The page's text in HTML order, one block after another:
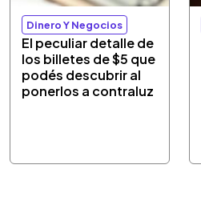
Dinero Y Negocios
El peculiar detalle de
los billetes de $5 que
podés descubrir al
ponerlos a contraluz